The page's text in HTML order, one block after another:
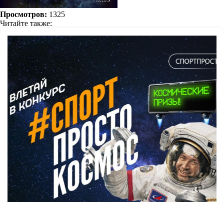
Просмотров: 1325
Читайте также: